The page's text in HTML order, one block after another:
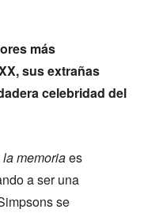
más
sus extrañas
celebridad del
memoriaes
a ser una
se